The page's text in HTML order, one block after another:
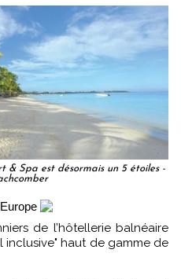
& Spa est désormais un 5 étoiles -
de l’hôtellerie balnéaire
inclusive" haut de gamme de